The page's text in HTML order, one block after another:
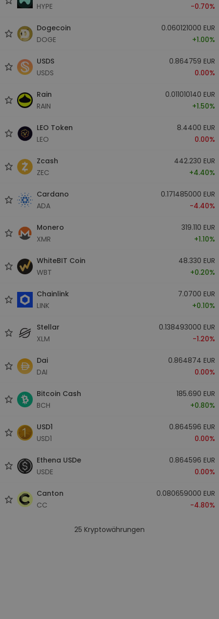
HYPE
-0.70%
Dogecoin
DOGE
0.060121000 EUR
+1.00%
USDS
USDS
0.864759 EUR
0.00%
Rain
RAIN
0.011010140 EUR
+1.50%
LEO Token
LEO
8.4400 EUR
0.00%
Zcash
ZEC
442.230 EUR
+4.40%
Cardano
ADA
0.171485000 EUR
-4.40%
Monero
XMR
319.110 EUR
+1.10%
WhiteBIT Coin
WBT
48.330 EUR
+0.20%
Chainlink
LINK
7.0700 EUR
+0.10%
Stellar
XLM
0.138493000 EUR
-1.20%
Dai
DAI
0.864874 EUR
0.00%
Bitcoin Cash
BCH
185.690 EUR
+0.80%
USD1
USD1
0.864596 EUR
0.00%
Ethena USDe
USDE
0.864596 EUR
0.00%
Canton
CC
0.080659000 EUR
-4.80%
25 Kryptowährungen